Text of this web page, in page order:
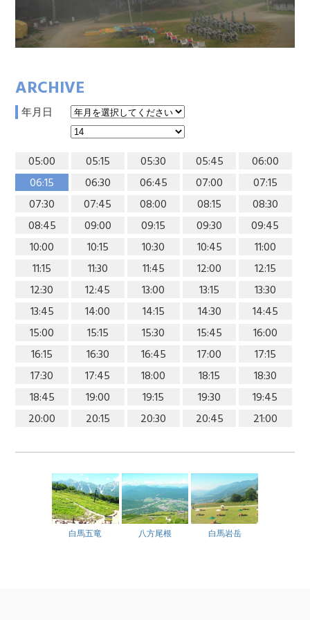
ARCHIVE
年月日
05:00 05:15 05:30 05:45
06:00
06:15
06:30 06:45 07:00
07:15
07:30
07:45 08:00 08:15
08:30
08:45
09:00 09:15 09:30
09:45
10:00
10:15 10:30 10:45
11:00
11:15
11:30 11:45 12:00
12:15
12:30
12:45 13:00 13:15
13:30
13:45
14:00 14:15 14:30
14:45
15:00
15:15 15:30 15:45
16:00
16:15
16:30 16:45 17:00
17:15
17:30
17:45 18:00 18:15
18:30
18:45
19:00 19:15 19:30
19:45
20:00
20:15 20:30 20:45 21:00
白馬五竜 八方尾根 白馬岩岳